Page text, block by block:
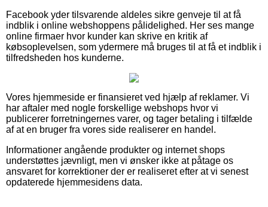
Facebook yder tilsvarende aldeles sikre genveje til at få
indblik i online webshoppens pålidelighed. Her ses mange
online firmaer hvor kunder kan skrive en kritik af
købsoplevelsen, som ydermere må bruges til at få et indblik i
tilfredsheden hos kunderne.
Vores hjemmeside er finansieret ved hjælp af reklamer. Vi
har aftaler med nogle forskellige webshops hvor vi
publicerer forretningernes varer, og tager betaling i tilfælde
af at en bruger fra vores side realiserer en handel.
Informationer angående produkter og internet shops
understøttes jævnligt, men vi ønsker ikke at påtage os
ansvaret for korrektioner der er realiseret efter at vi senest
opdaterede hjemmesidens data.